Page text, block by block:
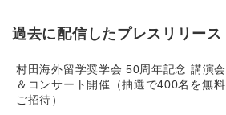
過去に配信したプレスリリース
村田海外留学奨学会 50周年記念 講演会
＆コンサート開催（抽選で400名を無料
ご招待）